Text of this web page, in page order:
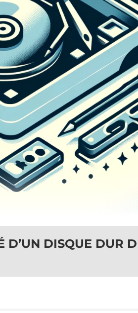
D’UN DISQUE DUR